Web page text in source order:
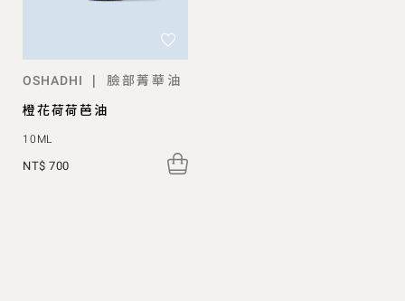
OSHADHI |
臉部菁華油
橙花荷荷芭油
10ML
NT$ 700